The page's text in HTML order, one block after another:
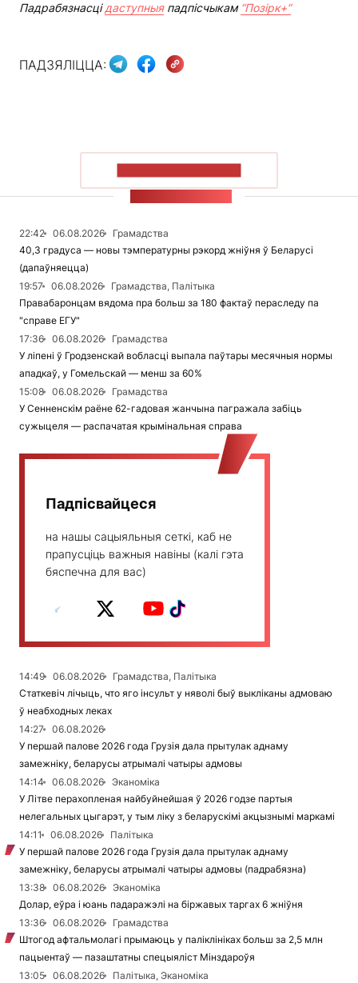
Падрабязнасцідаступныяпадпісчыкам “Позірк+”
ПАДЗЯЛІЦЦА:
22:42 06.08.2026
Грамадства
40,3 градуса — новы тэмпературны рэкорд жніўня ў Беларусі
(дапаўняецца)
19:57
06.08.2026
Грамадства, Палітыка
Правабаронцам вядома пра больш за 180 фактаў пераследу па
"справе ЕГУ"
17:36
06.08.2026
Грамадства
У ліпені ў Гродзенскай вобласці выпала паўтары месячныя нормы
ападкаў, у Гомельскай — менш за 60%
15:08
06.08.2026
Грамадства
У Сенненскім раёне 62-гадовая жанчына пагражала забіць
сужыцеля — распачатая крымінальная справа
Падпісвайцеся
на нашы сацыяльныя сеткі, каб не
прапусціць важныя навіны (калі гэта
бяспечна для вас)
14:49 06.08.2026
Грамадства, Палітыка
Статкевіч лічыць, что яго інсульт у няволі быў выкліканы адмоваю
ў неабходных леках
14:27
06.08.2026
У першай палове 2026 года Грузія дала прытулак аднаму
замежніку, беларусы атрымалі чатыры адмовы
14:14
06.08.2026
Эканоміка
У Літве перахопленая найбуйнейшая ў 2026 годзе партыя
нелегальных цыгарэт, у тым ліку з беларускімі акцызнымі маркамі
14:11
06.08.2026
Палітыка
У першай палове 2026 года Грузія дала прытулак аднаму
замежніку, беларусы атрымалі чатыры адмовы (падрабязна)
13:38
06.08.2026
Эканоміка
Долар, еўра і юань падаражэлі на біржавых таргах 6 жніўня
13:36
06.08.2026
Грамадства
Штогод афтальмолагі прымаюць у паліклініках больш за 2,5 млн
пацыентаў — пазаштатны спецыяліст Мінздароўя
13:05
06.08.2026
Палітыка, Эканоміка